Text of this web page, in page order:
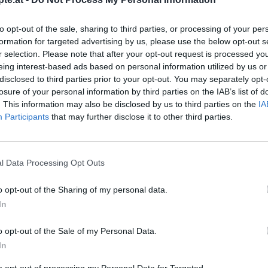
opt-out of the sale, sharing to third parties, or processing of your
for targeted advertising by us, please use the below opt-out
selection. Please note that after your opt-out request is processed
interest-based ads based on personal information utilized by us
to third parties prior to your opt-out. You may separately
of your personal information by third parties on the IAB’s list of
This information may also be disclosed by us to third parties on the
Participants that may further disclose it to other third parties.
Data Processing Opt Outs
opt-out of the Sharing of my personal data.
opt-out of the Sale of my Personal Data.
auf dem Kuchen
zauberhafte
erzielen.
lässt
wie zum Beispiel
Rezepte/
Rezepte
Like uns auf Facebook...